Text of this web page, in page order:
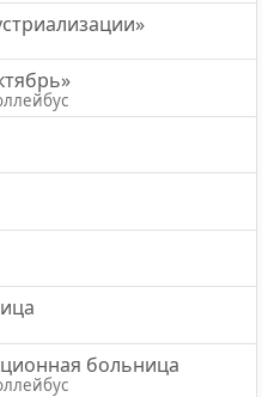
больница